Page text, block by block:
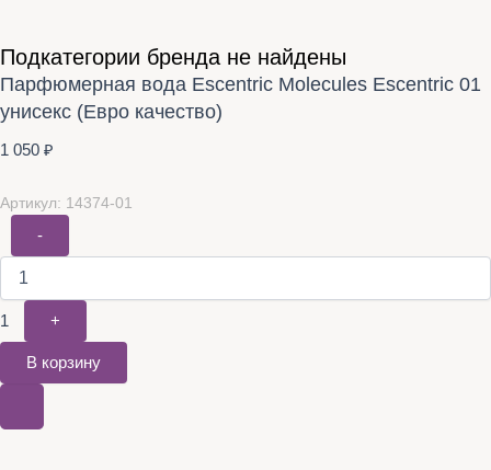
Подкатегории бренда не найдены
Парфюмерная вода Escentric Molecules Escentric 01
унисекс (Евро качество)
1 050 ₽
Артикул: 14374-01
-
1 +
В корзину